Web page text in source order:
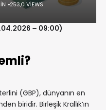
253,0 VIEWS
– 09:00)
(GBP), dünyanın en
biridir. Birleşik Krallık’ın